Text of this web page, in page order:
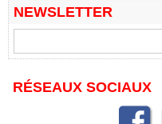
NEWSLETTER
RÉSEAUX SOCIAUX